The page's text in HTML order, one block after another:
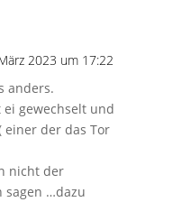
2023 um 17:22
anders.
gewechselt und
einer der das Tor
nicht der
sagen …dazu